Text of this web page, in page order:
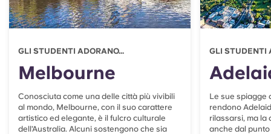
GLI STUDENTI ADORANO...
Melbourne
Conosciuta come una delle città più vivibili
al mondo, Melbourne, con il suo carattere
artistico ed elegante, è il fulcro culturale
dell’Australia. Alcuni sostengono che sia
GLI STUDENTI
Le sue spiagge
rendono
rilassarsi, ma la
anche dal